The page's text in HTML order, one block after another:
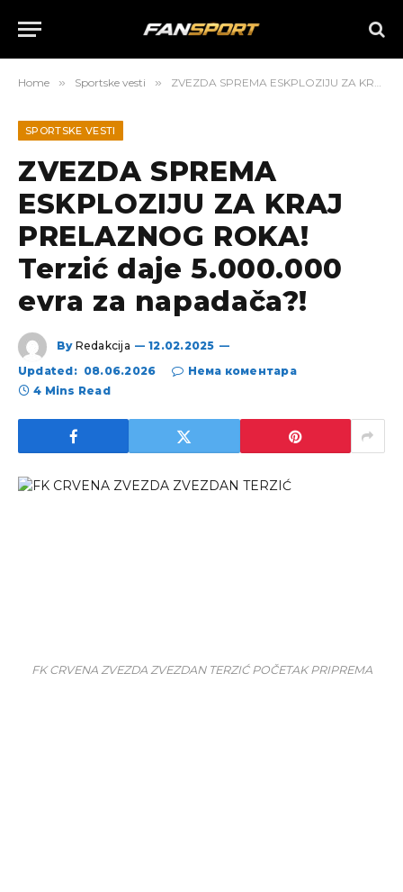
Home » Sportske vesti » ZVEZDA SPREMA ESKPLOZIJU ZA KRAJ PRELAZNOG ROKA! Terzić daje 5.000.000 evra za napadača?!
SPORTSKE VESTI
ZVEZDA SPREMA
ESKPLOZIJU ZA KRAJ
PRELAZNOG ROKA!
Terzić daje 5.000.000
evra za napadača?!
By Redakcija
12.02.2025
Updated: 08.06.2026
Нема коментара
4 Mins Read
FK CRVENA ZVEZDA ZVEZDAN TERZIĆ POČETAK PRIPREMA